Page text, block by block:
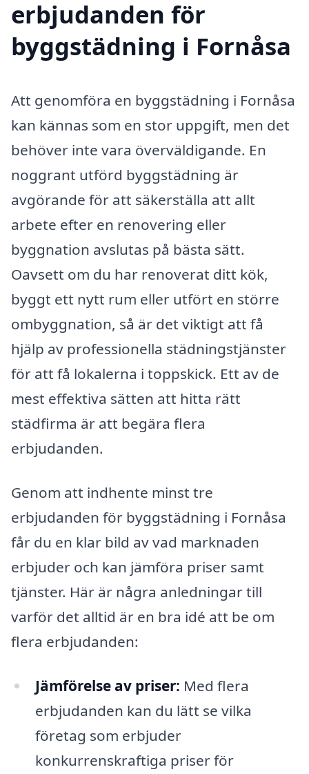
erbjudanden för
byggstädning i Fornåsa
Att genomföra en byggstädning i Fornåsa
kan kännas som en stor uppgift, men det
behöver inte vara överväldigande. En
noggrant utförd byggstädning är
avgörande för att säkerställa att allt
arbete efter en renovering eller
byggnation avslutas på bästa sätt.
Oavsett om du har renoverat ditt kök,
byggt ett nytt rum eller utfört en större
ombyggnation, så är det viktigt att få
hjälp av professionella städningstjänster
för att få lokalerna i toppskick. Ett av de
mest effektiva sätten att hitta rätt
städfirma är att begära flera
erbjudanden.
Genom att indhente minst tre
erbjudanden för byggstädning i Fornåsa
får du en klar bild av vad marknaden
erbjuder och kan jämföra priser samt
tjänster. Här är några anledningar till
varför det alltid är en bra idé att be om
flera erbjudanden:
Jämförelse av priser: Med flera
erbjudanden kan du lätt se vilka
företag som erbjuder
konkurrenskraftiga priser för